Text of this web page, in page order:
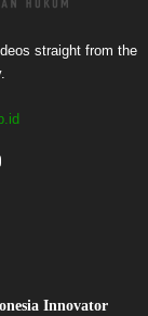
straight from the
Innovator